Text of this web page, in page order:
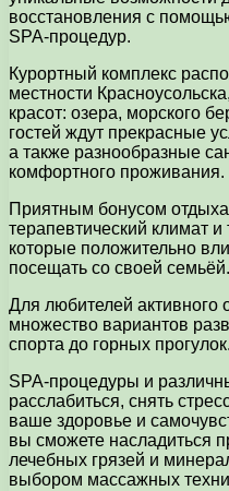
восстановления с
SPA-процедур.
Курортный комплекс
местности
красот: озера, морского
гостей ждут прекрасные
а также разнообразные
комфортного проживания.
Приятным бонусом отдыха
терапевтический климат
которые положительно
посещать со своей семьёй.
Для любителей активного
множество вариантов
спорта до горных прогулок.
SPA-процедуры и
расслабиться, снять
ваше здоровье и
вы сможете насладиться
лечебных грязей и
выбором массажных